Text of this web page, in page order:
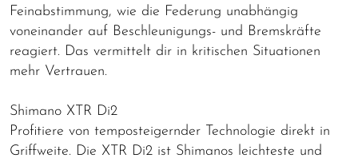
Feinabstimmung, wie die Federung unabhängig
voneinander auf Beschleunigungs- und Bremskräfte
reagiert. Das vermittelt dir in kritischen Situationen
mehr Vertrauen.
Shimano XTR Di2
Profitiere von temposteigernder Technologie direkt in
Griffweite. Die XTR Di2 ist Shimanos leichteste und